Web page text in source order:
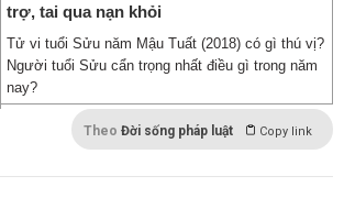
trợ, tai qua nạn khỏi
Tử vi tuổi Sửu năm Mậu Tuất (2018) có gì thú vị?
Người tuổi Sửu cẩn trọng nhất điều gì trong năm
nay?
Theo Đời sống pháp luật Copy link